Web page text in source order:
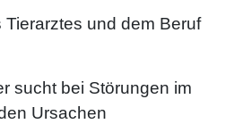
und dem Beruf
sucht bei Störungen im
Ursachen